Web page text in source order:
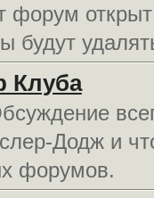
открыт
будут
Клуба
Додж и
форумов.